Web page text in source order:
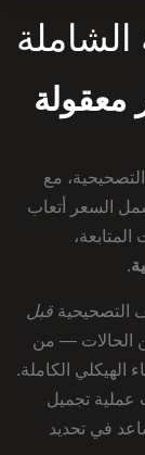
الشاملة
معقولة
مع
السعر أتعاب
.
التصحيحية قبل
الحالات — من
الهيكلي الكاملة.
عملية تجميل
في تحديد